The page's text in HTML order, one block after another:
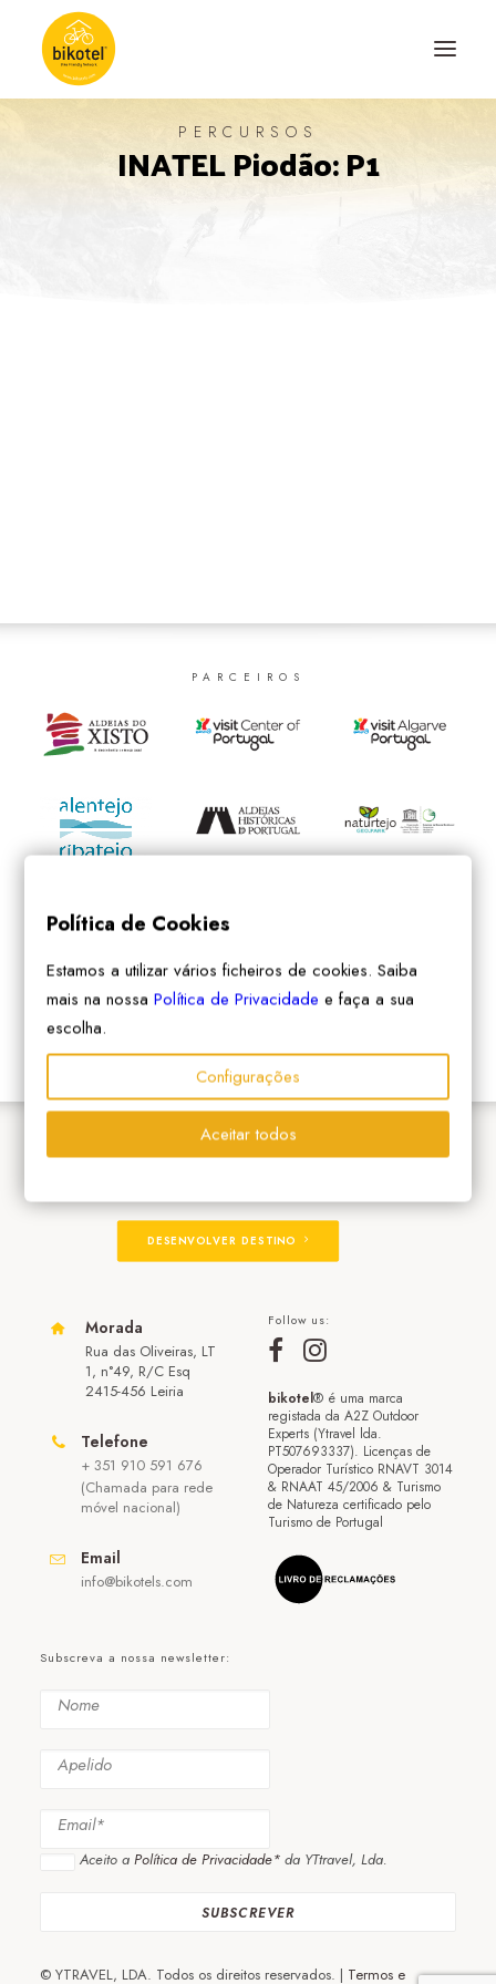
SOBRE NÓS
PERCURSOS
INATEL Piodão: P1
PARCEIROS
DESENVOLVER DESTINO
Morada
Rua das Oliveiras, LT
1, n°49, R/C Esq
2415-456 Leiria
Telefone
+ 351 910 591 676
(Chamada para rede
móvel nacional)
Email
info@bikotels.com
Follow us:
bikotel® é uma marca
registada da A2Z Outdoor
Experts (Ytravel lda.
PT507693337). Licenças de
Operador Turístico RNAVT 3014
& RNAAT 45/2006 & Turismo
de Natureza certificado pelo
Turismo de Portugal
Subscreva a nossa newsletter:
Aceito a Política de Privacidade* da YTtravel, Lda.
© YTRAVEL, LDA. Todos os direitos reservados. | Termos e
Política de Cookies
Estamos a utilizar vários ficheiros de cookies. Saiba
mais na nossaPolítica de Privacidade e faça a sua
escolha.
Configurações
Aceitar todos